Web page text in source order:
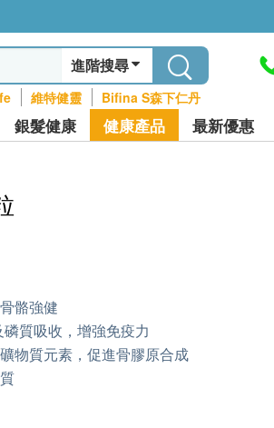
進階搜尋
維特健靈 Bifina S森下仁丹
銀髮健康 健康產品 最新優惠
骼強健
質吸收，增強免疫力
物質元素，促進骨膠原合成